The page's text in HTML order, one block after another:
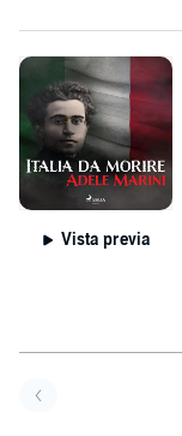
Vista previa